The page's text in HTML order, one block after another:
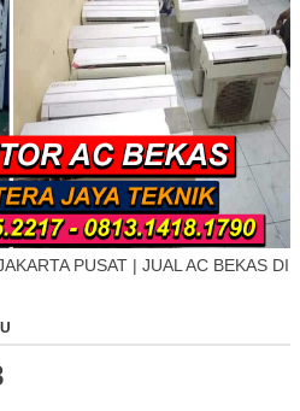
PUSAT | JUAL AC BEKAS DI